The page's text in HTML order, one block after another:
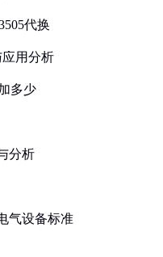
代换
应用分析
多少
分析
气设备标准